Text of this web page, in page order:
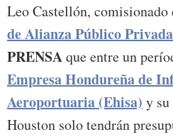
Leo Castellón, comisionado
de Alianza Público
PRENSAque entre un
Empresa Hondureña de
Aeroportuaria (Ehisa) y
Houston solo tendrán